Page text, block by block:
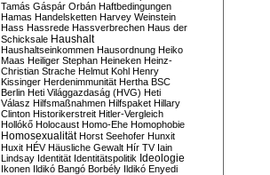
Tamás Gáspár Orbán Haftbedingungen
Hamas Handelsketten Harvey Weinstein
Hass Hassrede Hassverbrechen Haus der
Schicksale Haushalt
Haushaltseinkommen Hausordnung Heiko
Maas Heiliger Stephan Heineken Heinz-
Christian Strache Helmut Kohl Henry
Kissinger Herdenimmunität Hertha BSC
Berlin Heti Világgazdaság (HVG) Heti
Válasz Hilfsmaßnahmen Hilfspaket Hillary
Clinton Historikerstreit Hitler-Vergleich
Hollókő Holocaust Homo-Ehe Homophobie
Homosexualität Horst Seehofer Hunxit
Huxit HÉV Häusliche Gewalt Hír TV Iain
Lindsay Identität Identitätspolitik Ideologie
Ikonen Ildikó Bangó Borbély Ildikó Enyedi